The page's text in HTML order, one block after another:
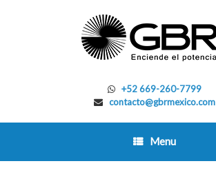
+52 669-260-7799
contacto@gbrmexico.com
Menu